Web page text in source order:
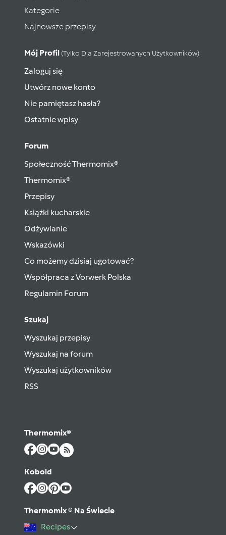
Kategorie
Najnowsze przepisy
Mój Profil (tylko Dla Zarejestrowanych Użytkowników)
Zaloguj się
Utwórz nowe konto
Nie pamiętasz hasła?
Ostatnie wpisy
Forum
Społeczność Thermomix®
Thermomix®
Przepisy
Książki kucharskie
Odżywianie
Wskazówki
Co możemy dzisiaj ugotować?
Współpraca z Vorwerk Polska
Regulamin Forum
Szukaj
Wyszukaj przepisy
Wyszukaj na forum
Wyszukaj użytkowników
RSS
Thermomix®
Kobold
Thermomix ® Na Świecie
Recipes